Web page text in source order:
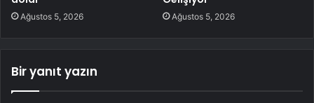
Ağustos 5, 2026 Ağustos 5, 2026
Bir yanıt yazın